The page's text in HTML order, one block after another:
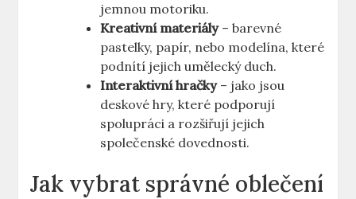
jemnou motoriku.
Kreativní materiály– barevné
pastelky, papír, nebo modelína, které
podnítí jejich umělecký duch.
Interaktivní hračky– jako jsou
deskové hry, které podporují
spolupráci a rozšiřují jejich
společenské dovednosti.
Jak vybrat správné oblečení